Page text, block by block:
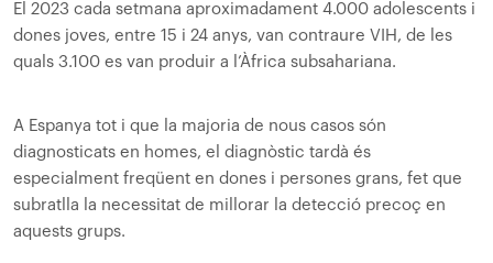
El 2023 cada setmana aproximadament 4.000 adolescents i
dones joves, entre 15 i 24 anys, van contraure VIH, de les
quals 3.100 es van produir a l’Àfrica subsahariana.
A Espanya tot i que la majoria de nous casos són
diagnosticats en homes, el diagnòstic tardà és
especialment freqüent en dones i persones grans, fet que
subratlla la necessitat de millorar la detecció precoç en
aquests grups.